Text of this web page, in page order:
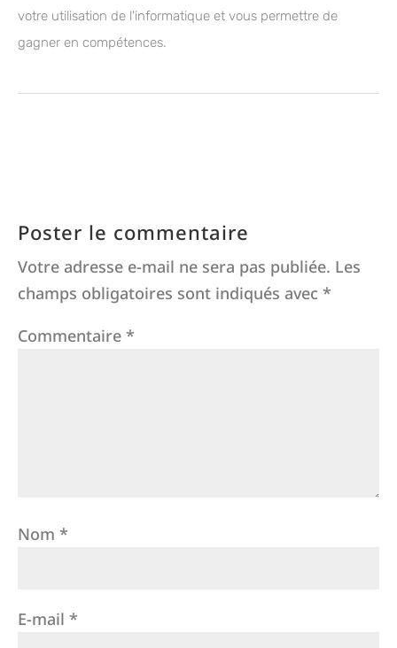
votre utilisation de l'informatique et vous permettre de
gagner en compétences.
Poster le commentaire
Votre adresse e-mail ne sera pas publiée. Les
champs obligatoires sont indiqués avec *
Commentaire *
Nom *
E-mail *